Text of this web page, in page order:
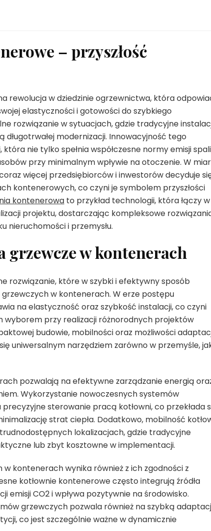
– przyszłość
rewolucja w dziedzinie ogrzewnictwa, która
elastyczności i gotowości do szybkiego
rozwiązanie w sytuacjach, gdzie tradycyjne
modernizacji. Innowacyjność tego
nie tylko spełnia współczesne normy emisji
przy minimalnym wpływie na otoczenie. W
więcej przedsiębiorców i inwestorów decyduje
kontenerowych, co czyni je symbolem przyszłości
kontenerowa to przykład technologii, która łączy w
projektu, dostarczając kompleksowe
nieruchomości i przemysłu.
w kontenerach
rozwiązanie, które w szybki i efektywny sposób
w kontenerach. W erze postępu
na elastyczność oraz szybkość instalacji, co czyni
wyborem przy realizacji różnorodnych projektów
budowie, mobilności oraz możliwości
uniwersalnym narzędziem zarówno w przemyśle,
pozwalają na efektywne zarządzanie energią
Wykorzystanie nowoczesnych systemów
sterowanie pracą kotłowni, co przekłada
strat ciepła. Dodatkowo, mobilność
lokalizacjach, gdzie tradycyjne
lub zbyt kosztowne w implementacji.
kontenerach wynika również z ich zgodności z
kotłownie kontenerowe często integrują źródła
emisji CO2 i wpływa pozytywnie na środowisko.
grzewczych pozwala również na szybką
co jest szczególnie ważne w dynamicznie